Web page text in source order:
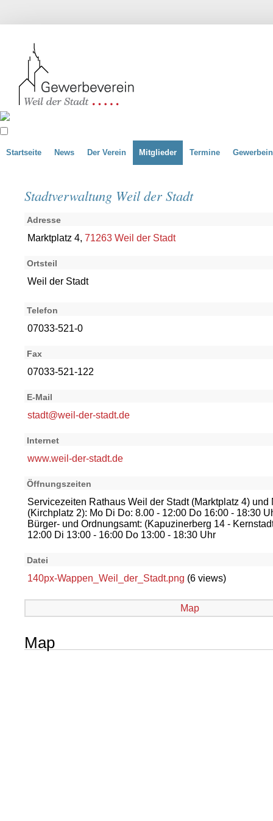
Startseite News Der Verein Mitglieder Termine
Stadtverwaltung Weil der Stadt
Adresse
Marktplatz 4, 71263 Weil der Stadt
Ortsteil
Weil der Stadt
Telefon
07033-521-0
Fax
07033-521-122
E-Mail
stadt@weil-der-stadt.de
Internet
www.weil-der-stadt.de
Öffnungszeiten
Servicezeiten Rathaus Weil der Stadt (Marktplatz 4) und
(Kirchplatz 2): Mo Di Do: 8.00 - 12:00 Do 16:00 - 18:30
Bürger- und Ordnungsamt: (Kapuzinerberg 14 -
12:00 Di 13:00 - 16:00 Do 13:00 - 18:30 Uhr
Datei
140px-Wappen_Weil_der_Stadt.png (6 views)
Map
Map